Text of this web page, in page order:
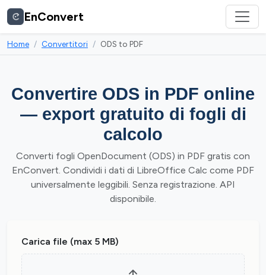
EnConvert
Home Convertitori ODS to PDF
Convertire ODS in PDF online
— export gratuito di fogli di
calcolo
Converti fogli OpenDocument (ODS) in PDF gratis con
EnConvert. Condividi i dati di LibreOffice Calc come PDF
universalmente leggibili. Senza registrazione. API
disponibile.
Carica file (max 5 MB)